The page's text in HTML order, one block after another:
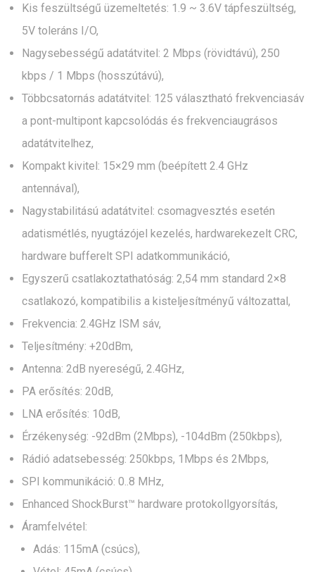
Kis feszültségű üzemeltetés: 1.9 ~ 3.6V tápfeszültség,
5V toleráns I/O,
Nagysebességű adatátvitel: 2 Mbps (rövidtávú), 250
kbps / 1 Mbps (hosszútávú),
Többcsatornás adatátvitel: 125 választható frekvenciasáv
a pont-multipont kapcsolódás és frekvenciaugrásos
adatátvitelhez,
Kompakt kivitel: 15×29 mm (beépített 2.4 GHz
antennával),
Nagystabilitású adatátvitel: csomagvesztés esetén
adatismétlés, nyugtázójel kezelés, hardwarekezelt CRC,
hardware bufferelt SPI adatkommunikáció,
Egyszerű csatlakoztathatóság: 2,54 mm standard 2×8
csatlakozó, kompatibilis a kisteljesítményű változattal,
Frekvencia: 2.4GHz ISM sáv,
Teljesítmény: +20dBm,
Antenna: 2dB nyereségű, 2.4GHz,
PA erősítés: 20dB,
LNA erősítés: 10dB,
Érzékenység: -92dBm (2Mbps), -104dBm (250kbps),
Rádió adatsebesség: 250kbps, 1Mbps és 2Mbps,
SPI kommunikáció: 0..8 MHz,
Enhanced ShockBurst™ hardware protokollgyorsítás,
Áramfelvétel:
Adás: 115mA (csúcs),